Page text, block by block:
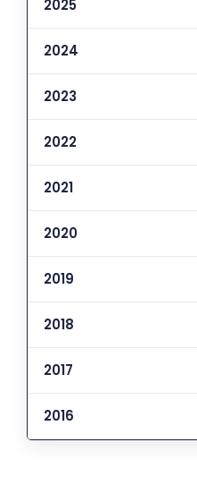
2025
2024
2023
2022
2021
2020
2019
2018
2017
2016